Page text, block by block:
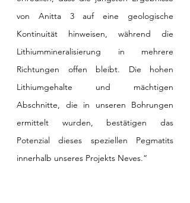
von Anitta 3 auf eine geologische
Kontinuität hinweisen, während die
Lithiummineralisierung in mehrere
Richtungen offen bleibt. Die hohen
Lithiumgehalte und mächtigen
Abschnitte, die in unseren Bohrungen
ermittelt wurden, bestätigen das
Potenzial dieses speziellen Pegmatits
innerhalb unseres Projekts Neves.“